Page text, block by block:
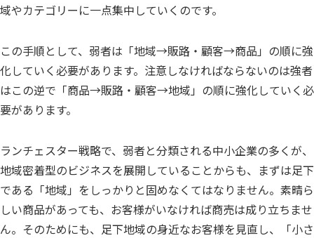
域やカテゴリーに一点集中していくのです。
この手順として、弱者は「地域→販路・顧客→商品」の順に強
化していく必要があります。注意しなければならないのは強者
はこの逆で「商品→販路・顧客→地域」の順に強化していく必
要があります。
ランチェスター戦略で、弱者と分類される中小企業の多くが、
地域密着型のビジネスを展開していることからも、まずは足下
である「地域」をしっかりと固めなくてはなりません。素晴ら
しい商品があっても、お客様がいなければ商売は成り立ちませ
ん。そのためにも、足下地域の身近なお客様を見直し、「小さ